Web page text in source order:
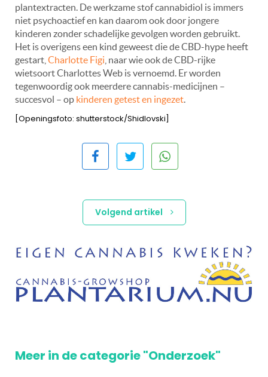
plantextracten. De werkzame stof cannabidiol is immers
niet psychoactief en kan daarom ook door jongere
kinderen zonder schadelijke gevolgen worden gebruikt.
Het is overigens een kind geweest die de CBD-hype heeft
gestart, Charlotte Figi , naar wie ook de CBD-rijke
wietsoort Charlottes Web is vernoemd. Er worden
tegenwoordig ook meerdere cannabis-medicijnen –
succesvol – op kinderen getest en ingezet
[Openingsfoto: shutterstock/Shidlovski]
Volgend artikel
Meer in de categorie "Onderzoek"